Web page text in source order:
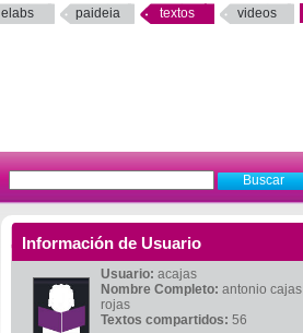
elabs paideia textos videos
Información de Usuario
Usuario: acajas
Nombre Completo: antonio cajas
rojas
Textos compartidos: 56